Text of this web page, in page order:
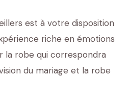
est à votre disposition
riche en émotions
la robe qui correspondra
du mariage et la robe